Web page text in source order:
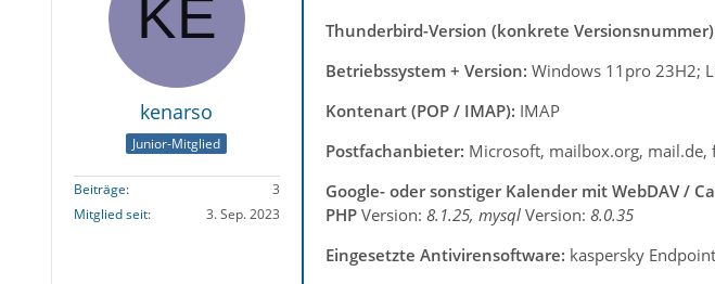
kenarso
Junior-Mitglied
Beiträge
3
Mitglied seit
3. Sep. 2023
Thunderbird-Version (konkrete
Betriebssystem + Version: Windows 11pro 23H2;
Kontenart (POP / IMAP): IMAP
Postfachanbieter: Microsoft, mailbox.org, mail.de,
Google- oder sonstiger Kalender mit WebDAV /
PHP Version: 8.1.25, mysql Version: 8.0.35
Eingesetzte Antivirensoftware: kaspersky